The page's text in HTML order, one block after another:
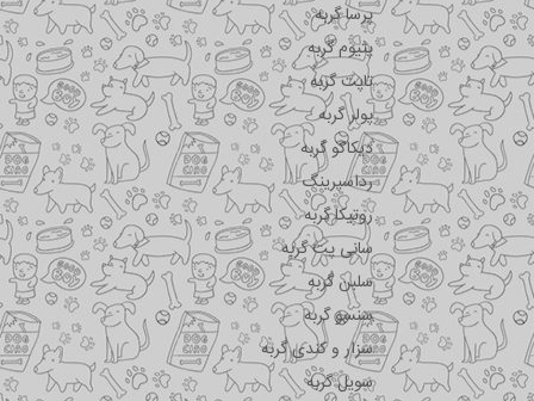
پرسا گربه
پتیوم گربه
تاپت گربه
پولر گربه
دیکاکو گربه
رداسپرینگ
روتیکا گربه
سانی پت گربه
سلبن گربه
سنسو گربه
سزار و کندی گربه
سویل گربه